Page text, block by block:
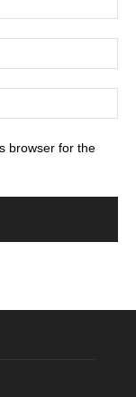
browser for the